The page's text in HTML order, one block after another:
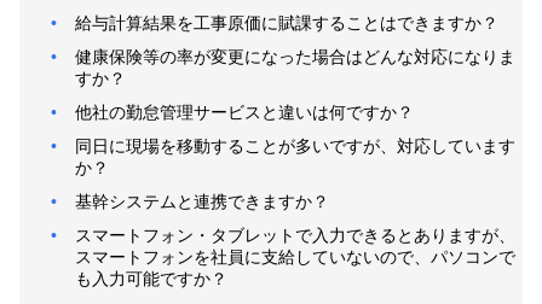
給与計算結果を工事原価に賦課することはできますか？
健康保険等の率が変更になった場合はどんな対応になりま
すか？
他社の勤怠管理サービスと違いは何ですか？
同日に現場を移動することが多いですが、対応しています
か？
基幹システムと連携できますか？
スマートフォン・タブレットで入力できるとありますが、
スマートフォンを社員に支給していないので、パソコンで
も入力可能ですか？